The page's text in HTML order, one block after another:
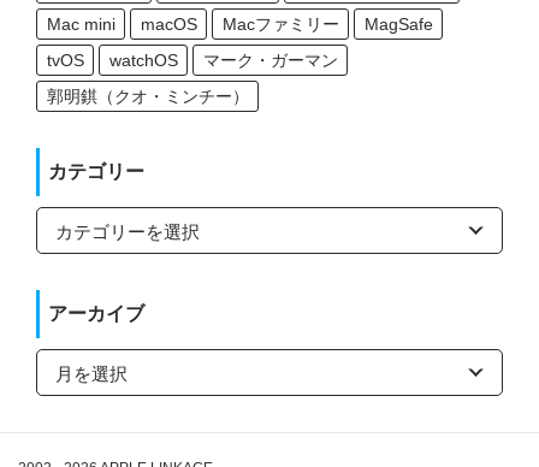
Mac mini
macOS Macファミリー
MagSafe
tvOS
watchOS
マーク・ガーマン
郭明錤（クオ・ミンチー）
カテゴリー
カ
ゴ
ー
アーカイブ
ア
カ
ブ